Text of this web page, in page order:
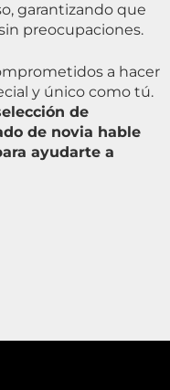
garantizando que
preocupaciones.
a hacer
y único como tú.
de
de novia hable
ayudarte a